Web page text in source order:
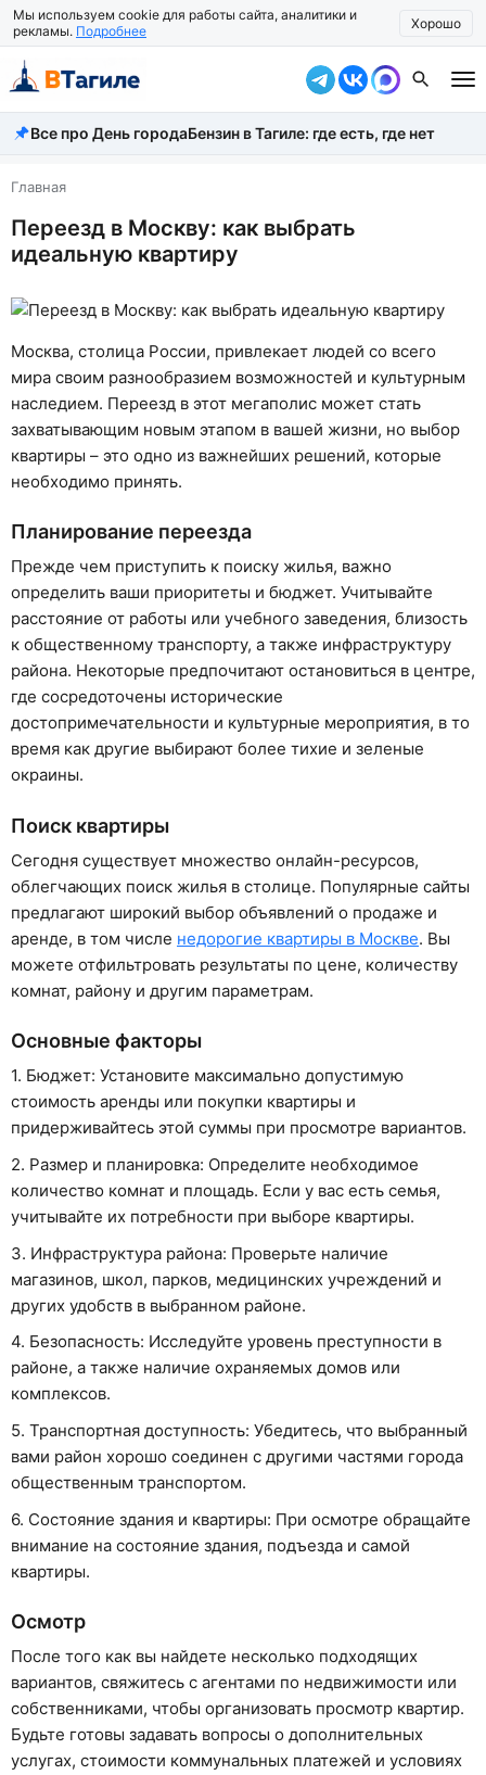
Мы используем cookie для работы сайта, аналитики и
рекламы. Подробнее Хорошо
Все новости
Происшествия
Город
Власть
Жизнь
Экономика
Общество
Рассказать новость
Все про День городаБензин в Тагиле: где есть, где нет
Главная
Переезд в Москву: как выбрать
идеальную квартиру
Москва, столица России, привлекает людей со всего
мира своим разнообразием возможностей и культурным
наследием. Переезд в этот мегаполис может стать
захватывающим новым этапом в вашей жизни, но выбор
квартиры – это одно из важнейших решений, которые
необходимо принять.
Планирование переезда
Прежде чем приступить к поиску жилья, важно
определить ваши приоритеты и бюджет. Учитывайте
расстояние от работы или учебного заведения, близость
к общественному транспорту, а также инфраструктуру
района. Некоторые предпочитают остановиться в центре,
где сосредоточены исторические
достопримечательности и культурные мероприятия, в то
время как другие выбирают более тихие и зеленые
окраины.
Поиск квартиры
Сегодня существует множество онлайн-ресурсов,
облегчающих поиск жилья в столице. Популярные сайты
предлагают широкий выбор объявлений о продаже и
аренде, в том числе недорогие квартиры в Москве. Вы
можете отфильтровать результаты по цене, количеству
комнат, району и другим параметрам.
Основные факторы
1. Бюджет: Установите максимально допустимую
стоимость аренды или покупки квартиры и
придерживайтесь этой суммы при просмотре вариантов.
2. Размер и планировка: Определите необходимое
количество комнат и площадь. Если у вас есть семья,
учитывайте их потребности при выборе квартиры.
3. Инфраструктура района: Проверьте наличие
магазинов, школ, парков, медицинских учреждений и
других удобств в выбранном районе.
4. Безопасность: Исследуйте уровень преступности в
районе, а также наличие охраняемых домов или
комплексов.
5. Транспортная доступность: Убедитесь, что выбранный
вами район хорошо соединен с другими частями города
общественным транспортом.
6. Состояние здания и квартиры: При осмотре обращайте
внимание на состояние здания, подъезда и самой
квартиры.
Осмотр
После того как вы найдете несколько подходящих
вариантов, свяжитесь с агентами по недвижимости или
собственниками, чтобы организовать просмотр квартир.
Будьте готовы задавать вопросы о дополнительных
услугах, стоимости коммунальных платежей и условиях